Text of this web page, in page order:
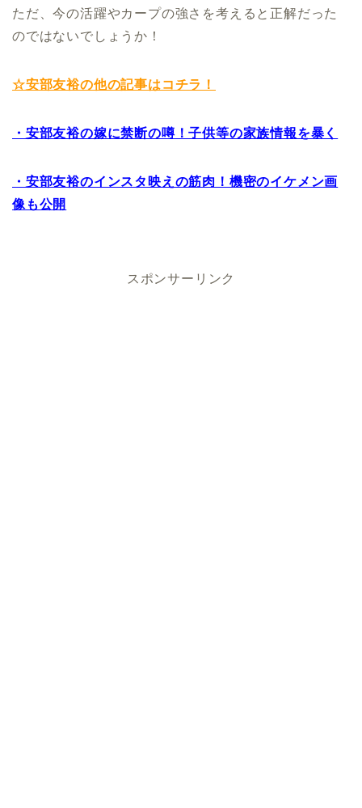
ただ、今の活躍やカープの強さを考えると正解だった
のではないでしょうか！
☆安部友裕の他の記事はコチラ！
・安部友裕の嫁に禁断の噂！子供等の家族情報を暴く
・安部友裕のインスタ映えの筋肉！機密のイケメン画
像も公開
スポンサーリンク